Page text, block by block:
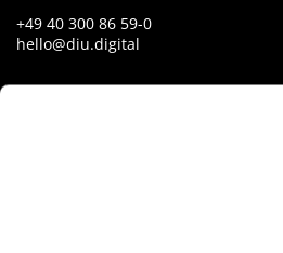
+49 40 300 86 59-0
hello@diu.digital